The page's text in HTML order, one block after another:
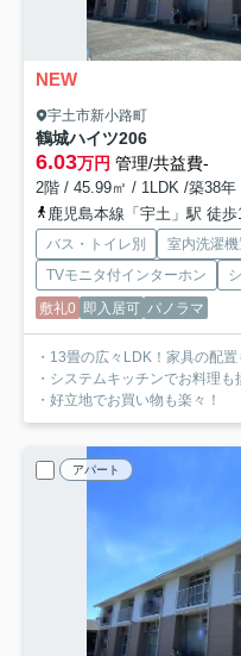
NEW
宇土市新小路町
鶴城ハイツ206
6.03万円 管理/共益費-
2階 / 45.99㎡ / 1LDK /築38年
鹿児島本線「宇土」駅 徒歩
バス・トイレ別 室内洗濯
TVモニタ付インターホン
敷礼0 即入居可 パノラマ
・13畳の広々LDK！家具の配置
・システムキッチンでお料理も
・好立地でお買い物も楽々！
アパート